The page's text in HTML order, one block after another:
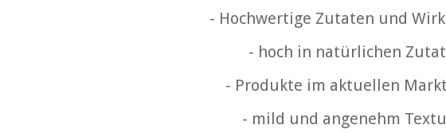
- Hochwertige Zutaten und
- hoch in natürlichen
- Produkte im aktuellen
- mild und angenehm